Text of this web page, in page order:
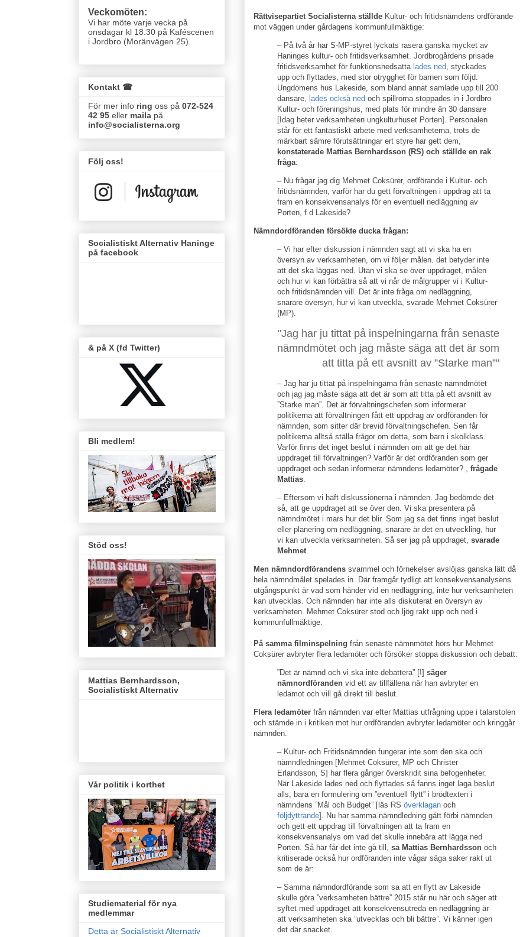
Rättvisepartiet Socialisterna ställde Kultur- och fritidsnämdens ordförande
mot väggen under gårdagens kommunfullmäktige:
– På två år har S-MP-styret lyckats rasera ganska mycket av
Haninges kultur- och fritidsverksamhet. Jordbrogårdens prisade
fritidsverksamhet för funktionsnedsatta lades ned, styckades
upp och flyttades, med stor otrygghet för barnen som följd.
Ungdomens hus Lakeside, som bland annat samlade upp till 200
dansare, lades också ned och spillrorna stoppades in i Jordbro
Kultur- och föreningshus, med plats för mindre än 30 dansare
[Idag heter verksamheten ungkulturhuset Porten]. Personalen
står för ett fantastiskt arbete med verksamheterna, trots de
märkbart sämre förutsättningar ert styre har gett dem,
konstaterade Mattias Bernhardsson (RS) och ställde en rak
fråga:
– Nu frågar jag dig Mehmet Coksürer, ordförande i Kultur- och
fritidsnämnden, varför har du gett förvaltningen i uppdrag att ta
fram en konsekvensanalys för en eventuell nedläggning av
Porten, f d Lakeside?
Nämndordföranden försökte ducka frågan:
– Vi har efter diskussion i nämnden sagt att vi ska ha en
översyn av verksamheten, om vi följer målen. det betyder inte
att det ska läggas ned. Utan vi ska se över uppdraget, målen
och hur vi kan förbättra så att vi når de målgrupper vi i Kultur-
och fritidsnämnden vill. Det är inte fråga om nedläggning,
snarare översyn, hur vi kan utveckla, svarade Mehmet Coksürer
(MP).
"Jag har ju tittat på inspelningarna från senaste
nämndmötet och jag måste säga att det är som
att titta på ett avsnitt av ”Starke man”"
– Jag har ju tittat på inspelningarna från senaste nämndmötet
och jag jag måste säga att det är som att titta på ett avsnitt av
”Starke man”. Det är förvaltningschefen som informerar
politikerna att förvaltningen fått ett uppdrag av ordföranden för
nämnden, som sitter där brevid förvaltningschefen. Sen får
politikerna alltså ställa frågor om detta, som barn i skolklass.
Varför finns det inget beslut i nämnden om att ge det här
uppdraget till förvaltningen? Varför är det ordföranden som ger
uppdraget och sedan informerar nämndens ledamöter? , frågade
Mattias.
– Eftersom vi haft diskussionerna i nämnden. Jag bedömde det
så, att ge uppdraget att se över den. Vi ska presentera på
nämndmötet i mars hur det blir. Som jag sa det finns inget beslut
eller planering om nedläggning, snarare är det en utveckling, hur
vi kan utveckla verksamheten. Så ser jag på uppdraget, svarade
Mehmet.
Men nämndordförandens svammel och förnekelser avslöjas ganska lätt då
hela nämndmålet spelades in. Där framgår tydligt att konsekvensanalysens
utgångspunkt är vad som händer vid en nedläggning, inte hur verksamheten
kan utvecklas. Och nämnden har inte alls diskuterat en översyn av
verksamheten. Mehmet Coksürer stod och ljög rakt upp och ned i
kommunfullmäktige.
På samma filminspelning från senaste nämnmötet hörs hur Mehmet
Coksürer avbryter flera ledamöter och försöker stoppa diskussion och debatt:
”Det är nämnd och vi ska inte debattera” [!] säger
nämnordföranden vid ett av tillfällena när han avbryter en
ledamot och vill gå direkt till beslut.
Flera ledamöter från nämnden var efter Mattias utfrågning uppe i talarstolen
och stämde in i kritiken mot hur ordföranden avbryter ledamöter och kringgår
nämnden.
– Kultur- och Fritidsnämnden fungerar inte som den ska och
nämndledningen [Mehmet Coksürer, MP och Christer
Erlandsson, S] har flera gånger överskridit sina befogenheter.
När Lakeside lades ned och flyttades så fanns inget laga beslut
alls, bara en formulering om ”eventuell flytt” i brödtexten i
nämndens ”Mål och Budget” [läs RS överklagan och
följdyttrande]. Nu har samma nämndledning gått förbi nämnden
och gett ett uppdrag till förvaltningen att ta fram en
konsekvensanalys om vad det skulle innebära att lägga ned
Porten. Så här får det inte gå till, sa Mattias Bernhardsson och
kritiserade också hur ordföranden inte vågar säga saker rakt ut
som de är:
– Samma nämndordförande som sa att en flytt av Lakeside
skulle göra ”verksamheten bättre” 2015 står nu här och säger att
syftet med uppdraget att konsekvensutreda en nedläggning är
att verksamheten ska ”utvecklas och bli bättre”. Vi känner igen
det där snacket.
Veckomöten:
Vi har möte varje vecka på
onsdagar kl 18.30 på Kaféscenen
i Jordbro (Moränvägen 25)
Kontakt ☎
För mer info ring oss på 072-524
42 95 eller maila på
info@socialisterna.org
Följ oss!
Socialistiskt Alternativ Haninge
på facebook
& på X (fd Twitter)
Bli medlem!
Stöd oss!
Mattias Bernhardsson,
Socialistiskt Alternativ
Vår politik i korthet
Studiematerial för nya
medlemmar
Detta är Socialistiskt Alternativ